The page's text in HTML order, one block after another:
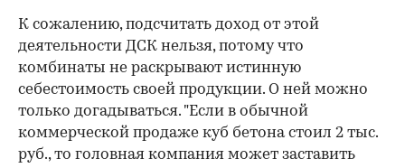
К сожалению, подсчитать доход от этой
деятельности ДСК нельзя, потому что
комбинаты не раскрывают истинную
себестоимость своей продукции. О ней можно
только догадываться. "Если в обычной
коммерческой продаже куб бетона стоил 2 тыс.
руб., то головная компания может заставить